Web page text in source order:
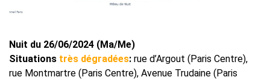
Nuit du 26/06/2024 (Ma/Me)
Situations très dégradées: rue d’Argout (Paris Centre),
rue Montmartre (Paris Centre), Avenue Trudaine (Paris